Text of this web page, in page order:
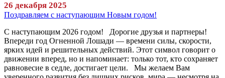
26 декабря 2025
Поздравляем с наступающим Новым годом!
С наступающим 2026 годом! Дорогие друзья и партнеры!
Впереди год Огненной Лошади — времени силы, скорости,
ярких идей и решительных действий. Этот символ говорит о
движении вперед, но и напоминает: только тот, кто сохраняет
равновесие в седле, достигает цели. Мы желаем Вам